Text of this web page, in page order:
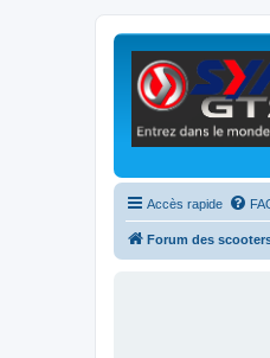
Accès rapide
Forum des scooters